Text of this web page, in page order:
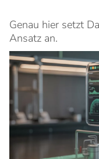
Genau hier setzt
Ansatz an.